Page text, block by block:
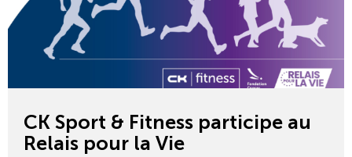
CK Sport & Fitness participe au
Relais pour la Vie